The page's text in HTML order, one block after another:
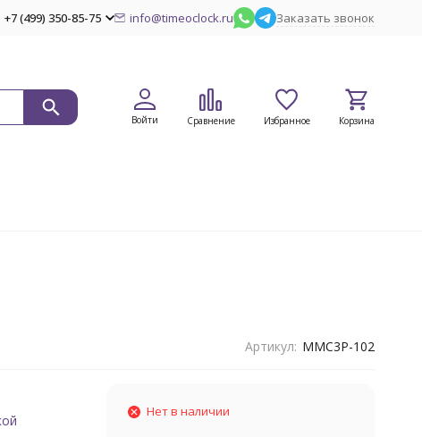
+7 (499) 350-85-75 info@timeoclock.ru Заказать звонок
Войти Сравнение Избранное Корзина
Артикул: MMC3P-102
Нет в наличии